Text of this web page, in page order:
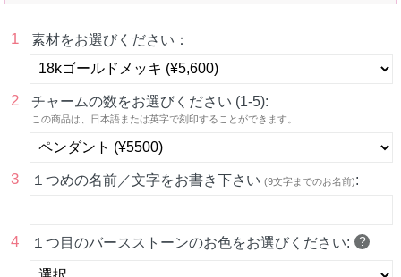
1 素材をお選びください：
2 チャームの数をお選びください (1-5):
この商品は、日本語または英字で刻印することができます。
3 １つめの名前／文字をお書き下さい (9文字までのお名前):
4 １つ目のバースストーンのお色をお選びください: ?